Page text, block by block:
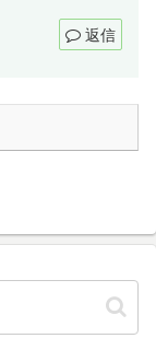
返信